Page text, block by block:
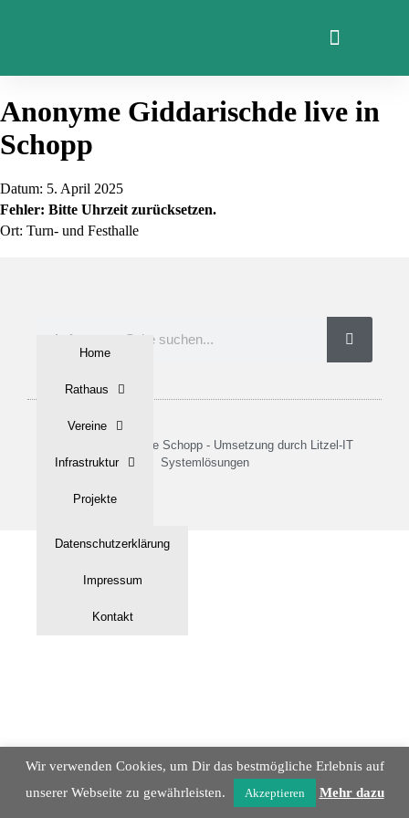
Anonyme Giddarischde live in
Schopp
Datum: 5. April 2025
Fehler: Bitte Uhrzeit zurücksetzen.
Ort: Turn- und Festhalle
Home
Rathaus
Vereine
Infrastruktur
Projekte
© 2022 - Gemeinde Schopp - Umsetzung durch Litzel-IT
Systemlösungen
Datenschutzerklärung
Impressum
Kontakt
Wir verwenden Cookies, um Dir das bestmögliche Erlebnis auf
unserer Webseite zu gewährleisten.
Akzeptieren Mehr dazu